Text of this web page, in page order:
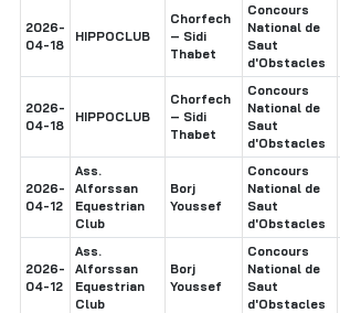
2026-
04-18
HIPPOCLUB
Chorfech
– Sidi
Thabet
Concours
National de
Saut
d'Obstacles
2026-
04-18
HIPPOCLUB
Chorfech
– Sidi
Thabet
Concours
National de
Saut
d'Obstacles
2026-
04-12
Ass.
Alforssan
Equestrian
Club
Borj
Youssef
Concours
National de
Saut
d'Obstacles
2026-
04-12
Ass.
Alforssan
Equestrian
Club
Borj
Youssef
Concours
National de
Saut
d'Obstacles